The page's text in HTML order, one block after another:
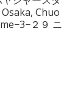
Chuo
２９ ニ